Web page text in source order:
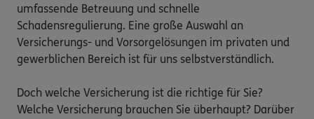
umfassende Betreuung und schnelle
Schadensregulierung. Eine große Auswahl an
Versicherungs- und Vorsorgelösungen im privaten und
gewerblichen Bereich ist für uns selbstverständlich.
Doch welche Versicherung ist die richtige für Sie?
Welche Versicherung brauchen Sie überhaupt? Darüber